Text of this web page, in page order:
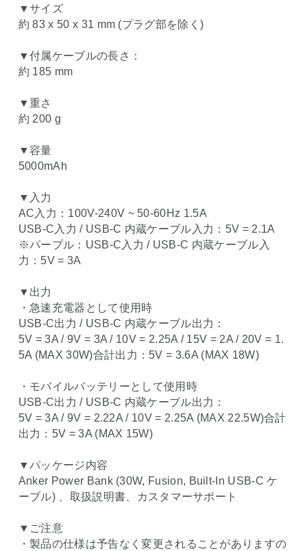
▼サイズ
約 83 x 50 x 31 mm (プラグ部を除く)
▼付属ケーブルの長さ：
約 185 mm
▼重さ
約 200 g
▼容量
5000mAh
▼入力
AC入力：100V-240V ~ 50-60Hz 1.5A
USB-C入力 / USB-C 内蔵ケーブル入力：5V = 2.1A
※パープル：USB-C入力 / USB-C 内蔵ケーブル入
力：5V = 3A
▼出力
・急速充電器として使用時
USB-C出力 / USB-C 内蔵ケーブル出力：
5V = 3A / 9V = 3A / 10V = 2.25A / 15V = 2A / 20V = 1.
5A (MAX 30W)合計出力：5V = 3.6A (MAX 18W)
・モバイルバッテリーとして使用時
USB-C出力 / USB-C 内蔵ケーブル出力：
5V = 3A / 9V = 2.22A / 10V = 2.25A (MAX 22.5W)合計
出力：5V = 3A (MAX 15W)
▼パッケージ内容
Anker Power Bank (30W, Fusion, Built-In USB-C ケ
ーブル) 、取扱説明書、カスタマーサポート
▼ご注意
・製品の仕様は予告なく変更されることがありますの